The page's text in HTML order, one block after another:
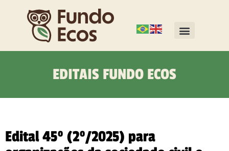
EDITAIS FUNDO ECOS
Edital 45º (2º/2025) para